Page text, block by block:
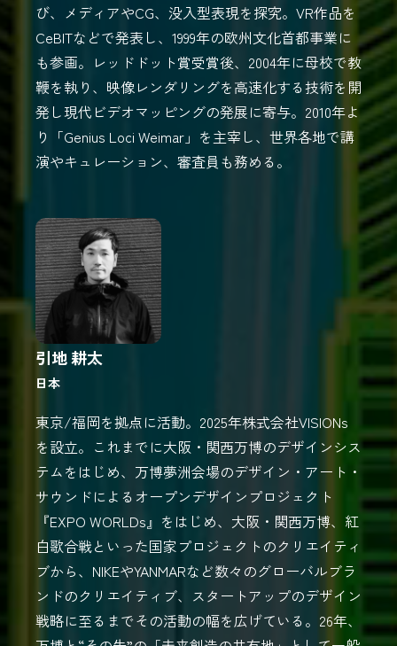
び、メディアやCG、没入型表現を探究。VR作品を
CeBITなどで発表し、1999年の欧州文化首都事業に
も参画。レッドドット賞受賞後、2004年に母校で教
鞭を執り、映像レンダリングを高速化する技術を開
発し現代ビデオマッピングの発展に寄与。2010年よ
り「Genius Loci Weimar」を主宰し、世界各地で講
演やキュレーション、審査員も務める。
引地 耕太
日本
東京/福岡を拠点に活動。2025年株式会社VISIONs
を設立。これまでに大阪・関西万博のデザインシス
テムをはじめ、万博夢洲会場のデザイン・アート・
サウンドによるオープンデザインプロジェクト
『EXPO WORLDs』をはじめ、大阪・関西万博、紅
白歌合戦といった国家プロジェクトのクリエイティ
ブから、NIKEやYANMARなど数々のグローバルブラ
ンドのクリエイティブ、スタートアップのデザイン
戦略に至るまでその活動の幅を広げている。26年、